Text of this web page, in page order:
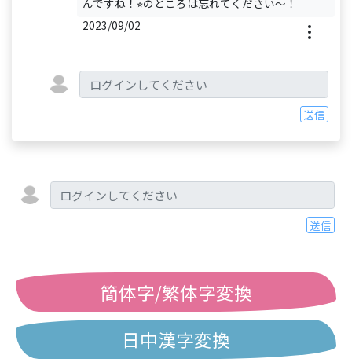
んですね！⭐︎のところは忘れてください〜！
2023/09/02
送信
送信
簡体字/繁体字変換
日中漢字変換